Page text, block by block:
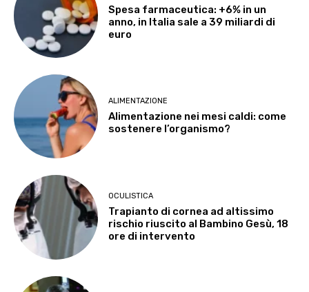
Spesa farmaceutica: +6% in un
anno, in Italia sale a 39 miliardi di
euro
ALIMENTAZIONE
Alimentazione nei mesi caldi: come
sostenere l’organismo?
OCULISTICA
Trapianto di cornea ad altissimo
rischio riuscito al Bambino Gesù, 18
ore di intervento